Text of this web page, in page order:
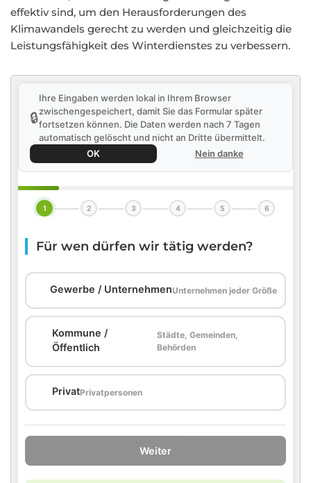
effektiv sind, um den Herausforderungen des
Klimawandels gerecht zu werden und gleichzeitig die
Leistungsfähigkeit des Winterdienstes zu verbessern.
🔒
Ihre Eingaben werden lokal in Ihrem Browser
zwischengespeichert, damit Sie das Formular später
fortsetzen können. Die Daten werden nach 7 Tagen
automatisch gelöscht und nicht an Dritte übermittelt.
OK
Nein danke
1 2 3 4 5 6
Für wen dürfen wir tätig werden?
Gewerbe / UnternehmenUnternehmen jeder Größe
Kommune /
Öffentlich
Städte, Gemeinden,
Behörden
PrivatPrivatpersonen
Weiter